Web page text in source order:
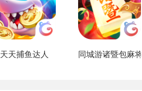
天天捕鱼达人 同城游诸暨包麻将